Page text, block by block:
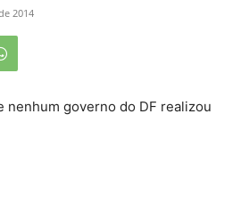
2014
nenhum governo do DF realizou